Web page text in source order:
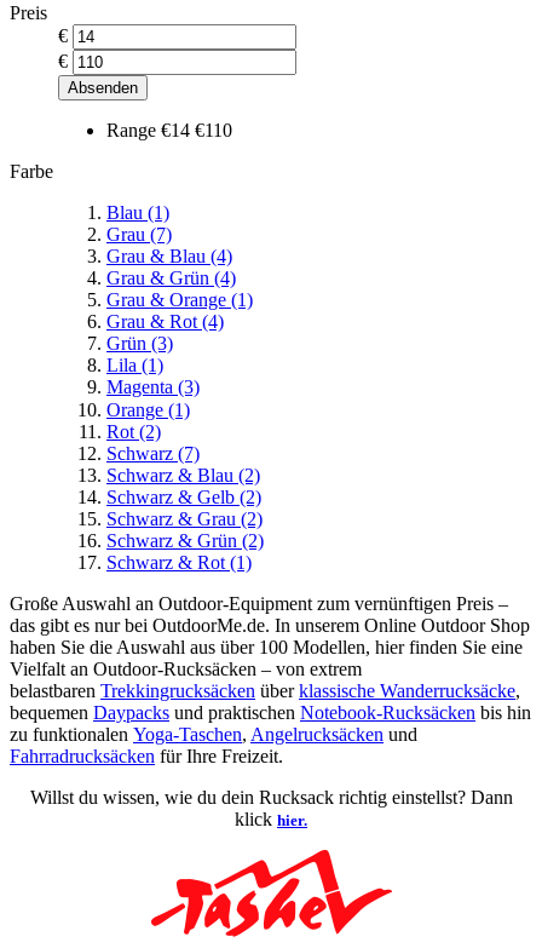
Preis
€
€
Absenden
Range €14 €110
Farbe
Blau (1)
Grau (7)
Grau & Blau (4)
Grau & Grün (4)
Grau & Orange (1)
Grau & Rot (4)
Grün (3)
Lila (1)
Magenta (3)
Orange (1)
Rot (2)
Schwarz (7)
Schwarz & Blau (2)
Schwarz & Gelb (2)
Schwarz & Grau (2)
Schwarz & Grün (2)
Schwarz & Rot (1)
Große Auswahl an Outdoor-Equipment zum vernünftigen Preis –
das gibt es nur bei OutdoorMe.de. In unserem Online Outdoor Shop
haben Sie die Auswahl aus über 100 Modellen, hier finden Sie eine
Vielfalt an Outdoor-Rucksäcken – von extrem
belastbaren Trekkingrucksäcken überklassische Wanderrucksäcke,
bequemen Daypacks und praktischen Notebook-Rucksäcken bis hin
zu funktionalen Yoga-Taschen, Angelrucksäcken und
Fahrradrucksäcken für Ihre Freizeit.
Willst du wissen, wie du dein Rucksack richtig einstellst? Dann
klick hier.